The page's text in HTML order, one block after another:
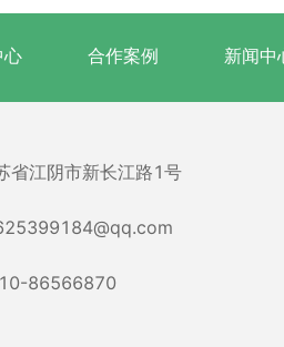
心 合作案例 新闻中
省江阴市新长江路1号
86566870